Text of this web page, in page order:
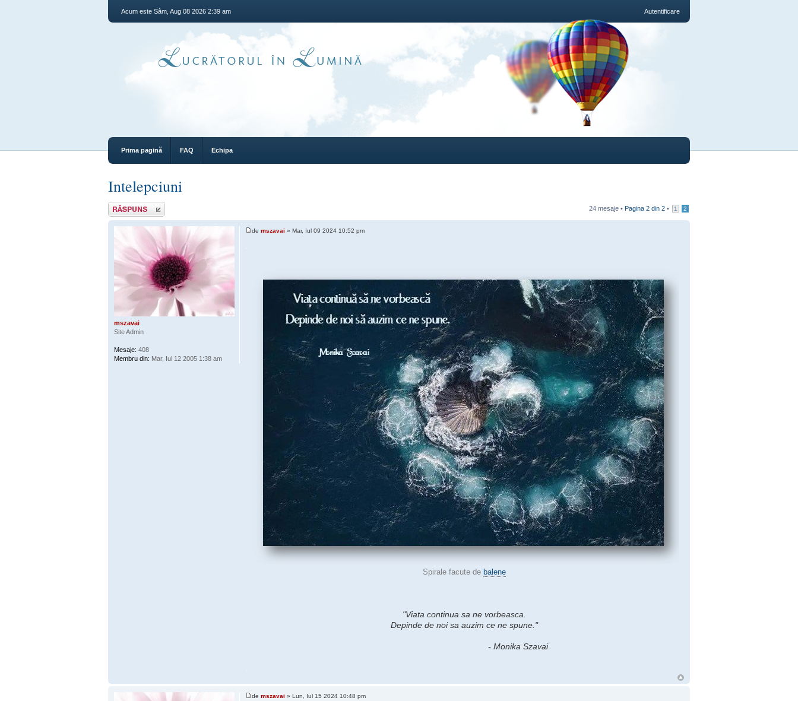
Acum este Sâm, Aug 08 2026 2:39 am Autentificare
Prima pagină FAQ Echipa
Intelepciuni
Răspunde 24 mesaje • Pagina 2 din 2 • 1 2
de mszavai » Mar, Iul 09 2024 10:52 pm
Spirale facute debalene
"Viata continua sa ne vorbeasca.
Depinde de noi sa auzim ce ne spune."
- Monika Szavai
mszavai
Site Admin
Mesaje: 408
Membru din: Mar, Iul 12 2005 1:38 am
de mszavai » Lun, Iul 15 2024 10:48 pm